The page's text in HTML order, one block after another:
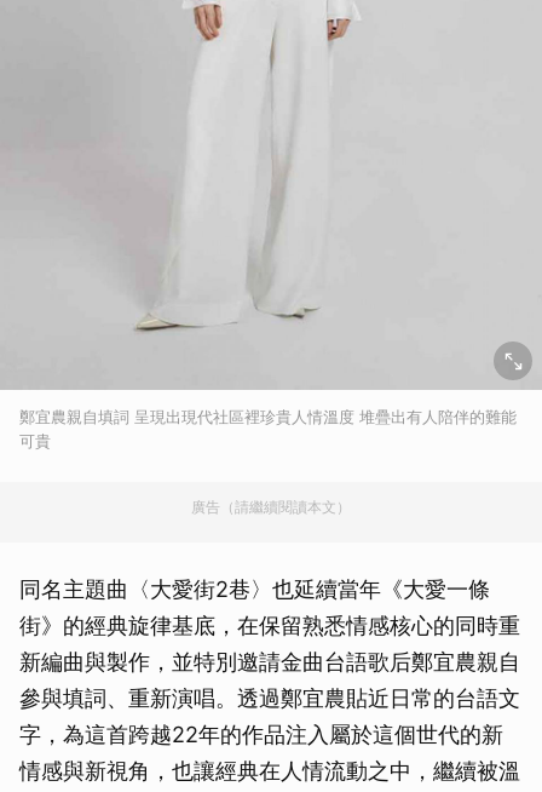
鄭宜農親自填詞 呈現出現代社區裡珍貴人情溫度 堆疊出有人陪伴的難能
可貴
廣告（請繼續閱讀本文）
同名主題曲〈大愛街2巷〉也延續當年《大愛一條
街》的經典旋律基底，在保留熟悉情感核心的同時重
新編曲與製作，並特別邀請金曲台語歌后鄭宜農親自
參與填詞、重新演唱。透過鄭宜農貼近日常的台語文
字，為這首跨越22年的作品注入屬於這個世代的新
情感與新視角，也讓經典在人情流動之中，繼續被溫